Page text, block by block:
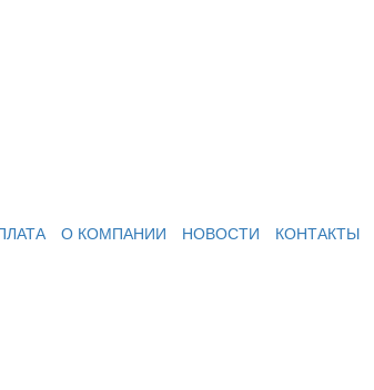
О КОМПАНИИ НОВОСТИ КОНТАКТЫ